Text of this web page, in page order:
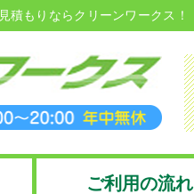
積もりならクリーンワークス！
ご利用の流れ